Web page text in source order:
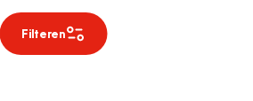
Filteren